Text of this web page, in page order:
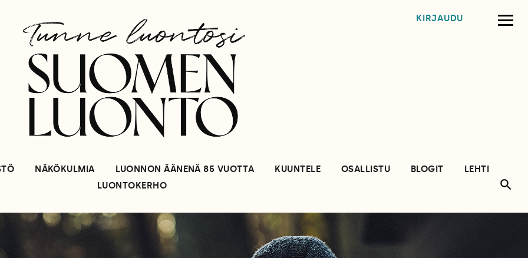
KIRJAUDU
NÄKÖKULMIA LUONNON ÄÄNENÄ 85 VUOTTA KUUNTELE OSALLISTU BLOGIT
LEHTI
LUONTOKERHO